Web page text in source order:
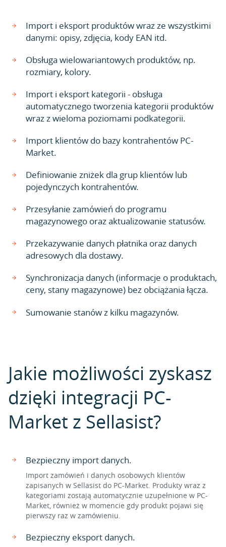
Import i eksport produktów wraz ze wszystkimi
danymi: opisy, zdjęcia, kody EAN itd.
Obsługa wielowariantowych produktów, np.
rozmiary, kolory.
Import i eksport kategorii - obsługa
automatycznego tworzenia kategorii produktów
wraz z wieloma poziomami podkategorii.
Import klientów do bazy kontrahentów PC-
Market.
Definiowanie zniżek dla grup klientów lub
pojedynczych kontrahentów.
Przesyłanie zamówień do programu
magazynowego oraz aktualizowanie statusów.
Przekazywanie danych płatnika oraz danych
adresowych dla dostawy.
Synchronizacja danych (informacje o produktach,
ceny, stany magazynowe) bez obciążania łącza.
Sumowanie stanów z kilku magazynów.
Jakie możliwości zyskasz
dzięki integracji PC-
Market z Sellasist?
Bezpieczny import danych.
Import zamówień i danych osobowych klientów
zapisanych w Sellasist do PC-Market. Produkty wraz z
kategoriami zostają automatycznie uzupełnione w PC-
Market, również w momencie gdy produkt pojawi się
pierwszy raz w zamówieniu.
Bezpieczny eksport danych.